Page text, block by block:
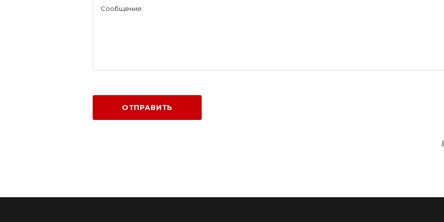
Сообщение:
ОТПРАВИТЬ